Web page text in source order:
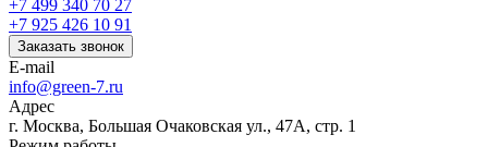
+7 499 340 70 27
+7 925 426 10 91
Заказать звонок
E-mail
info@green-7.ru
Адрес
г. Москва, Большая Очаковская ул., 47А, стр. 1